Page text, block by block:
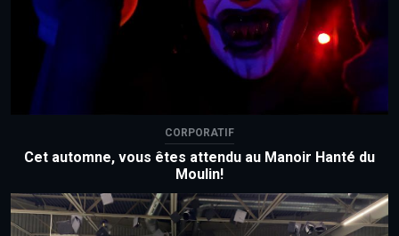
CORPORATIF
Cet automne, vous êtes attendu au Manoir Hanté du
Moulin!